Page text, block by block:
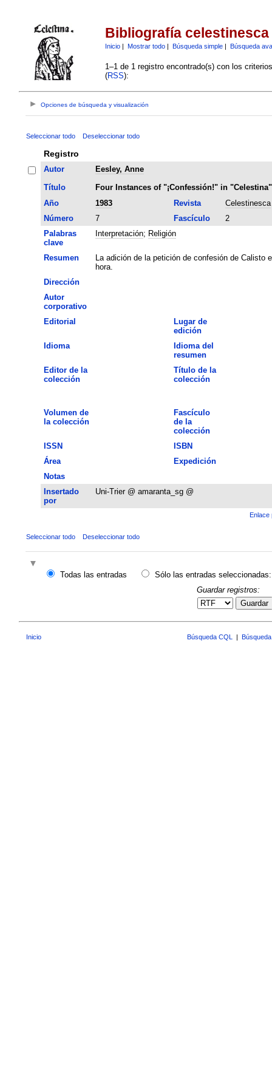
Bibliografía celestinesca
Inicio| Mostrar todo| Búsqueda simple| Búsqueda
1–1 de 1 registro encontrado(s) con los
(RSS):
Opciones de búsqueda y visualización
Seleccionar todo Deseleccionar todo
Registro
Autor
Eesley, Anne
Título
Four Instances of "¡Confessión!" in "Celestina"
Año
1983 Revista
Celestinesca
Número
7 Fascículo
2
Palabras
clave
Interpretación; Religión
Resumen
La adición de la petición de confesión de Calisto
hora.
Dirección
Autor
corporativo
Editorial
Lugar de
edición
Idioma
Idioma del
resumen
Editor de la
colección
Título de la
colección
Volumen de
la colección
Fascículo
de la
colección
ISSN
ISBN
Área
Expedición
Notas
Insertado
por
Uni-Trier @ amaranta_sg @
Enlace
Seleccionar todo Deseleccionar todo
Todas las entradas
Sólo las entradas seleccionadas:
Guardar registros:
Guardar
Inicio Búsqueda CQL